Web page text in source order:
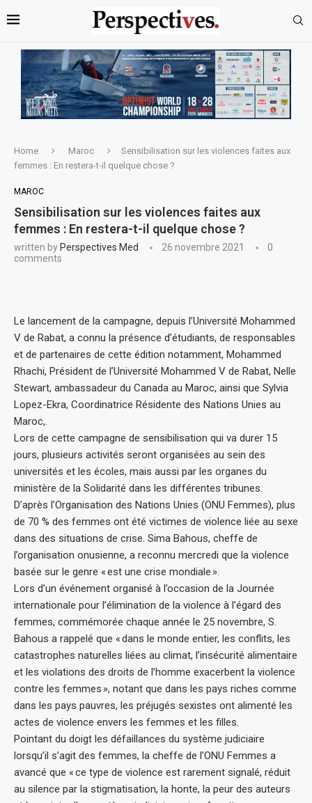
Home Maroc
Sensibilisation sur les violences faites aux
femmes : En restera-t-il quelque chose ?
MAROC
Sensibilisation sur les violences faites aux
femmes : En restera-t-il quelque chose ?
written by Perspectives Med 26 novembre 2021
0
comments
Le lancement de la campagne, depuis l’Université Mohammed
V de Rabat, a connu la présence d’étudiants, de responsables
et de partenaires de cette édition notamment, Mohammed
Rhachi, Président de l’Université Mohammed V de Rabat, Nelle
Stewart, ambassadeur du Canada au Maroc, ainsi que Sylvia
Lopez-Ekra, Coordinatrice Résidente des Nations Unies au
Maroc,.
Lors de cette campagne de sensibilisation qui va durer 15
jours, plusieurs activités seront organisées au sein des
universités et les écoles, mais aussi par les organes du
ministère de la Solidarité dans les différentes tribunes.
D’après l’Organisation des Nations Unies (ONU Femmes), plus
de 70 % des femmes ont été victimes de violence liée au sexe
dans des situations de crise. Sima Bahous, cheffe de
l’organisation onusienne, a reconnu mercredi que la violence
basée sur le genre « est une crise mondiale ».
Lors d’un événement organisé à l’occasion de la Journée
internationale pour l’élimination de la violence à l’égard des
femmes, commémorée chaque année le 25 novembre, S.
Bahous a rappelé que « dans le monde entier, les conflits, les
catastrophes naturelles liées au climat, l’insécurité alimentaire
et les violations des droits de l’homme exacerbent la violence
contre les femmes », notant que dans les pays riches comme
dans les pays pauvres, les préjugés sexistes ont alimenté les
actes de violence envers les femmes et les filles.
Pointant du doigt les défaillances du système judiciaire
lorsqu’il s’agit des femmes, la cheffe de l’ONU Femmes a
avancé que « ce type de violence est rarement signalé, réduit
au silence par la stigmatisation, la honte, la peur des auteurs